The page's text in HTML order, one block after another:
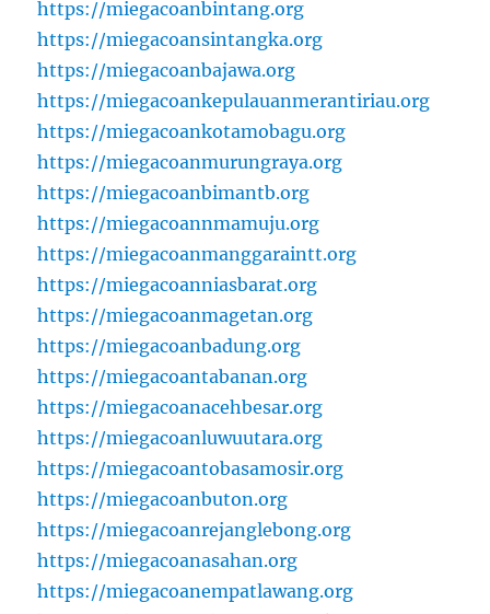
https://miegacoanbintang.org
https://miegacoansintangka.org
https://miegacoanbajawa.org
https://miegacoankepulauanmerantiriau.org
https://miegacoankotamobagu.org
https://miegacoanmurungraya.org
https://miegacoanbimantb.org
https://miegacoannmamuju.org
https://miegacoanmanggaraintt.org
https://miegacoanniasbarat.org
https://miegacoanmagetan.org
https://miegacoanbadung.org
https://miegacoantabanan.org
https://miegacoanacehbesar.org
https://miegacoanluwuutara.org
https://miegacoantobasamosir.org
https://miegacoanbuton.org
https://miegacoanrejanglebong.org
https://miegacoanasahan.org
https://miegacoanempatlawang.org